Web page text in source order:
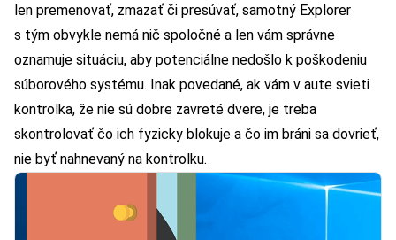
len premenovať, zmazať či presúvať, samotný Explorer
s tým obvykle nemá nič spoločné a len vám správne
oznamuje situáciu, aby potenciálne nedošlo k poškodeniu
súborového systému. Inak povedané, ak vám v aute svieti
kontrolka, že nie sú dobre zavreté dvere, je treba
skontrolovať čo ich fyzicky blokuje a čo im bráni sa dovrieť,
nie byť nahnevaný na kontrolku.